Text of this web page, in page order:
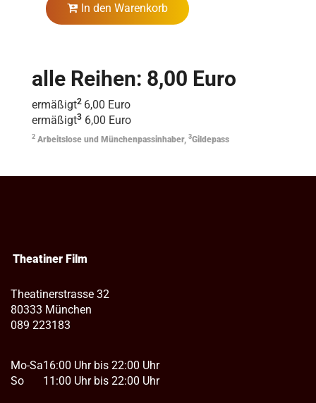
In den Warenkorb
alle Reihen: 8,00 Euro
ermäßigt2 6,00 Euro
ermäßigt3 6,00 Euro
2 Arbeitslose und Münchenpassinhaber, 3Gildepass
Theatiner Film
Theatinerstrasse 32
80333 München
089 223183
Mo-Sa
So
16:00 Uhr bis 22:00 Uhr
11:00 Uhr bis 22:00 Uhr